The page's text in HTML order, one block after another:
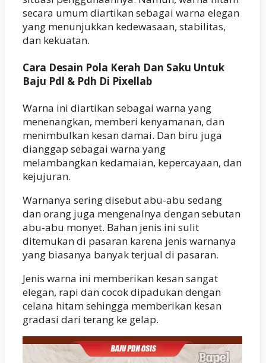
secara umum diartikan sebagai warna elegan
yang menunjukkan kedewasaan, stabilitas,
dan kekuatan.
Cara Desain Pola Kerah Dan Saku Untuk
Baju Pdl & Pdh Di Pixellab
Warna ini diartikan sebagai warna yang
menenangkan, memberi kenyamanan, dan
menimbulkan kesan damai. Dan biru juga
dianggap sebagai warna yang
melambangkan kedamaian, kepercayaan, dan
kejujuran.
Warnanya sering disebut abu-abu sedang
dan orang juga mengenalnya dengan sebutan
abu-abu monyet. Bahan jenis ini sulit
ditemukan di pasaran karena jenis warnanya
yang biasanya banyak terjual di pasaran.
Jenis warna ini memberikan kesan sangat
elegan, rapi dan cocok dipadukan dengan
celana hitam sehingga memberikan kesan
gradasi dari terang ke gelap.